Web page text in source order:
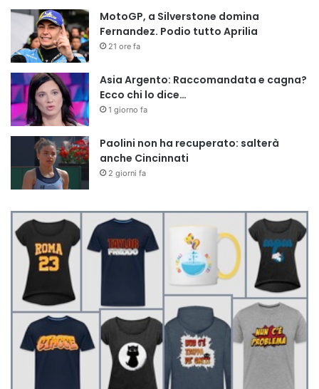
MotoGP, a Silverstone domina
Fernandez. Podio tutto Aprilia
21 ore fa
Asia Argento: Raccomandata e cagna?
Ecco chi lo dice…
1 giorno fa
Paolini non ha recuperato: salterà
anche Cincinnati
2 giorni fa